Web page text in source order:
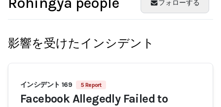
フォローする
影響を受けたインシデント
インシデント 169 5 Report
Facebook Allegedly Failed to